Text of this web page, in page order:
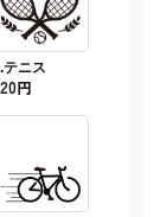
テニス
円